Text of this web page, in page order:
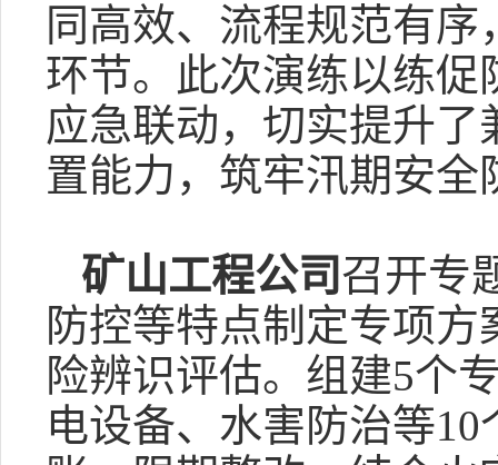
同高效、流程规范有
环节。此次演练以练
应急联动，切实提升
置能力，筑牢汛期安
矿山工程公司召开专
防控等特点制定专项
险辨识评估。组建5个
电设备、水害防治等